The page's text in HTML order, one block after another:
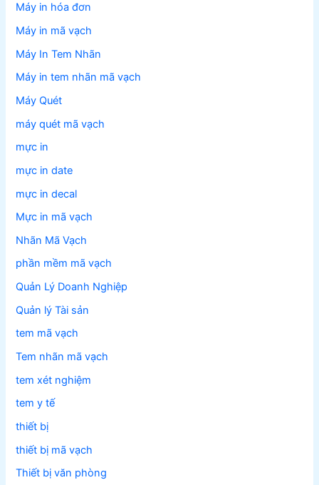
Máy in hóa đơn
Máy in mã vạch
Máy In Tem Nhãn
Máy in tem nhãn mã vạch
Máy Quét
máy quét mã vạch
mực in
mực in date
mực in decal
Mực in mã vạch
Nhãn Mã Vạch
phần mềm mã vạch
Quản Lý Doanh Nghiệp
Quản lý Tài sản
tem mã vạch
Tem nhãn mã vạch
tem xét nghiệm
tem y tế
thiết bị
thiết bị mã vạch
Thiết bị văn phòng